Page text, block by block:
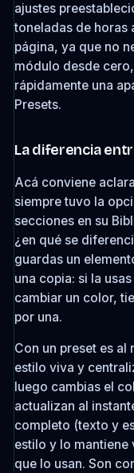
ajustes
toneladas de horas
página, ya que no
módulo desde
rápidamente una
Presets.
La diferencia
Acá conviene
siempre tuvo la
secciones en su
¿en qué se
guardas un
una copia: si la
cambiar un color,
por una.
Con un preset es al
estilo viva y
luego cambias el
actualizan al
completo (texto y
estilo y lo
que lo usan. Son